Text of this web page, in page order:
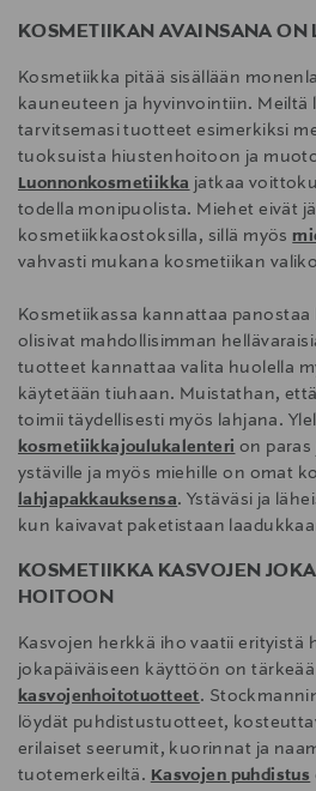
KOSMETIIKAN AVAINSANA ON
Kosmetiikka pitää sisällään
kauneuteen ja hyvinvointiin. Meiltä
tarvitsemasi tuotteet esimerkiksi
tuoksuista hiustenhoitoon ja
Luonnonkosmetiikka jatkaa
todella monipuolista. Miehet eivät
kosmetiikkaostoksilla, sillä myös
vahvasti mukana kosmetiikan
Kosmetiikassa kannattaa
olisivat mahdollisimman
tuotteet kannattaa valita huolella
käytetään tiuhaan. Muistathan,
toimii täydellisesti myös lahjana.
kosmetiikkajoulukalenteri on
ystäville ja myös miehille on omat
lahjapakkauksensa. Ystäväsi ja
kun kaivavat paketistaan
KOSMETIIKKA KASVOJEN
HOITOON
Kasvojen herkkä iho vaatii erityistä
jokapäiväiseen käyttöön on
kasvojenhoitotuotteet.
löydät puhdistustuotteet,
erilaiset seerumit, kuorinnat ja
tuotemerkeiltä. Kasvojen puhdistus